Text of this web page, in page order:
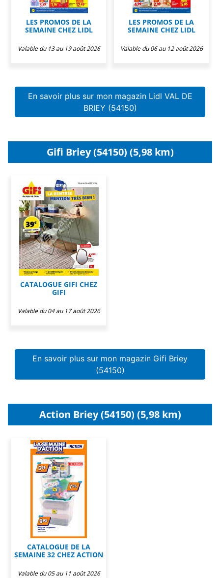
LES PROMOS DE LA
SEMAINE CHEZ LIDL
Valable du 13 au 19 août 2026
LES PROMOS DE LA
SEMAINE CHEZ LIDL
Valable du 06 au 12 août 2026
En savoir plus sur mon magazin Lidl VAL DE
BRIEY (54150)
Gifi Briey (54150) (5,98 km)
CATALOGUE GIFI CHEZ
GIFI
Valable du 04 au 17 août 2026
En savoir plus sur mon magazin Gifi Briey
(54150)
Action Briey (54150) (5,98 km)
CATALOGUE DE LA
SEMAINE 32 CHEZ ACTION
Valable du 05 au 11 août 2026